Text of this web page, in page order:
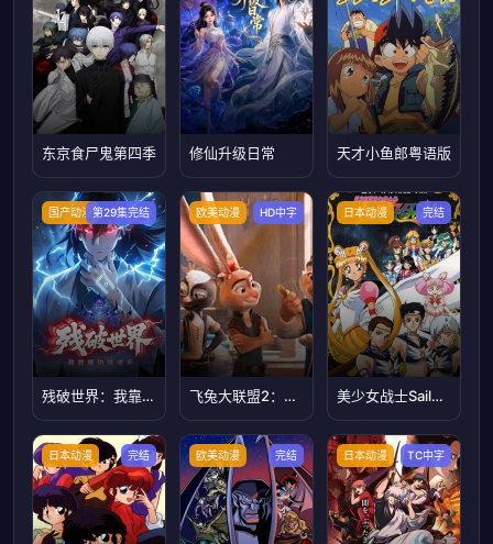
东京食尸鬼第四季 修仙升级日常 天才小鱼郎粤语版
国产动漫 第29集完结
残破世界：我靠魔功戏诸天
欧美动漫 HD中字
飞兔大联盟2：神秘土拨鼠
日本动漫 完结
美少女战士Sailor Stars国语版
日本动漫 完结 欧美动漫 完结 日本动漫 TC中字